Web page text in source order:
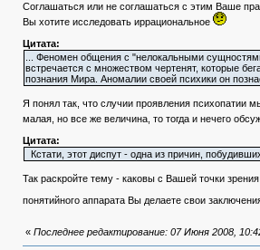
Соглашаться или не соглашаться с этим Ваше
Вы хотите исследовать иррациональное
Цитата:
... Феномен общения с "нелокальными
встречается с множеством чертенят, которые
познания Мира. Аномалии своей психики он
Я понял так, что случии проявления психопатии
малая, но все же величина, то тогда и нечего
Цитата:
Кстати, этот диспут - одна из причин,
Так раскройте тему - каковы с Вашей точки
понятийного аппарата Вы делаете свои
« Последнее редактирование: 07 Июня 2008,